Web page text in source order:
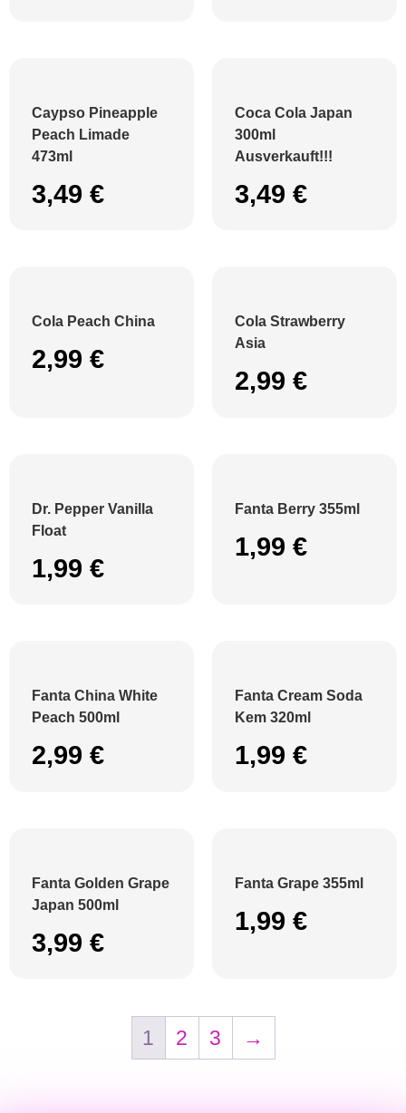
Caypso Pineapple
Peach Limade
473ml
3,49 €
Coca Cola Japan
300ml
Ausverkauft!!!
3,49 €
Cola Peach China
2,99 €
Cola Strawberry
Asia
2,99 €
Dr. Pepper Vanilla
Float
1,99 €
Fanta Berry 355ml
1,99 €
Fanta China White
Peach 500ml
2,99 €
Fanta Cream Soda
Kem 320ml
1,99 €
Fanta Golden Grape
Japan 500ml
3,99 €
Fanta Grape 355ml
1,99 €
1 2 3 →